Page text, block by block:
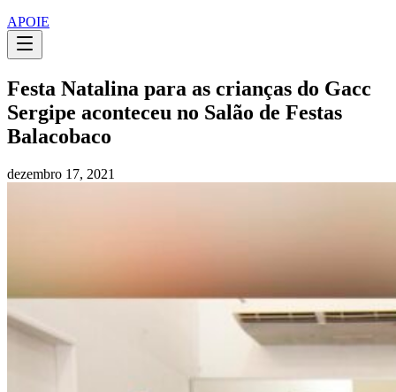
APOIE
Festa Natalina para as crianças do Gacc
Sergipe aconteceu no Salão de Festas
Balacobaco
dezembro 17, 2021